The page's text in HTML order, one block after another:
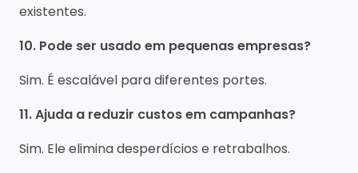
existentes.
10. Pode ser usado em pequenas empresas?
Sim. É escalável para diferentes portes.
11. Ajuda a reduzir custos em campanhas?
Sim. Ele elimina desperdícios e retrabalhos.